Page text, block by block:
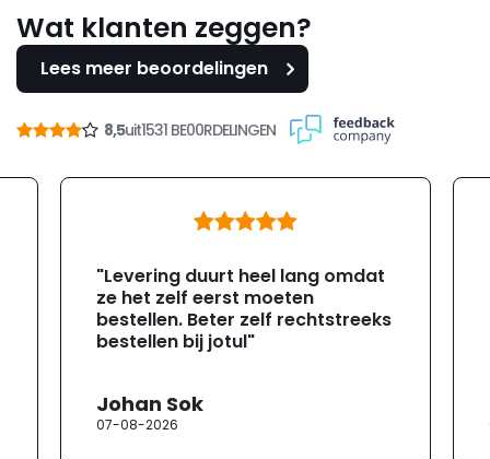
Wat klanten zeggen?
Lees meer beoordelingen
8,5uit1531 BE00RDELINGEN
"Levering duurt heel lang omdat
ze het zelf eerst moeten
bestellen. Beter zelf rechtstreeks
bestellen bij jotul"
Johan Sok
07-08-2026